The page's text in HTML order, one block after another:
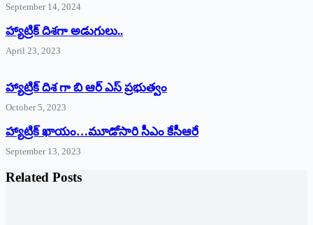
September 14, 2024
‌హ్యాట్రిక్‌ ‌దిశగా అడుగులు..
April 23, 2023
హ్యాట్రిక్ దిశ గా బి ఆర్ ఎస్ ప్రభుత్వం
October 5, 2023
హ్యాట్రిక్‌ ‌ఖాయం…మూడోసారి సీఎం కేసీఆరే
September 13, 2023
Related Posts